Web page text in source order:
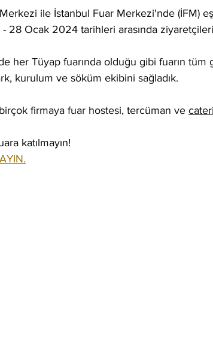
ile İstanbul Fuar Merkezi'nde (İFM)
28 Ocak 2024 tarihleri arasında
her Tüyap fuarında olduğu gibi fuarın tüm
kurulum ve söküm ekibini sağladık.
firmaya fuar hostesi, tercüman ve
katılmayın!